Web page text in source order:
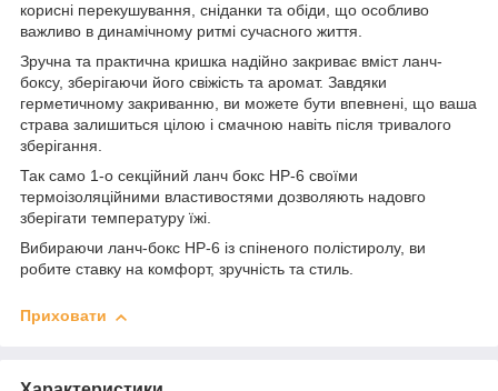
корисні перекушування, сніданки та обіди, що особливо
важливо в динамічному ритмі сучасного життя.
Зручна та практична кришка надійно закриває вміст ланч-
боксу, зберігаючи його свіжість та аромат. Завдяки
герметичному закриванню, ви можете бути впевнені, що ваша
страва залишиться цілою і смачною навіть після тривалого
зберігання.
Так само 1-о секційний ланч бокс HP-6 своїми
термоізоляційними властивостями дозволяють надовго
зберігати температуру їжі.
Вибираючи ланч-бокс HP-6 із спіненого полістиролу, ви
робите ставку на комфорт, зручність та стиль.
Приховати